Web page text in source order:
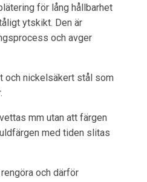
för lång hållbarhet
ytskikt. Den är
och avger
och nickelsäkert stål som
mm utan att färgen
med tiden slitas
och därför